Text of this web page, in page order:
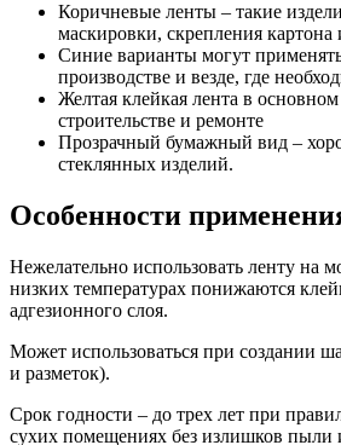
Коричневые ленты – такие
маскировки, скрепления картона
Синие варианты могут
производстве и везде, где
Желтая клейкая лента в
строительстве и ремонте
Прозрачный бумажный вид –
стеклянных изделий.
Особенности
Нежелательно использовать ленту на
низких температурах понижаются
адгезионного слоя.
Может использоваться при создании
и разметок).
Срок годности – до трех лет при
сухих помещениях без излишков пыли